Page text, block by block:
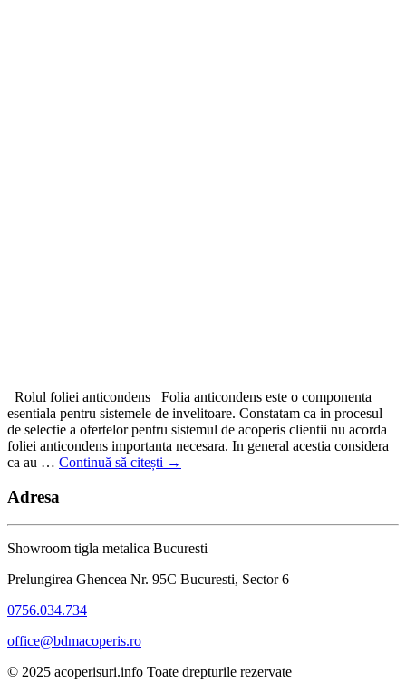
Rolul foliei anticondens Folia anticondens este o componenta
esentiala pentru sistemele de invelitoare. Constatam ca in procesul
de selectie a ofertelor pentru sistemul de acoperis clientii nu acorda
foliei anticondens importanta necesara. In general acestia considera
ca au … Continuă să citești →
Adresa
Showroom tigla metalica Bucuresti
Prelungirea Ghencea Nr. 95C Bucuresti, Sector 6
0756.034.734
office@bdmacoperis.ro
© 2025 acoperisuri.info Toate drepturile rezervate